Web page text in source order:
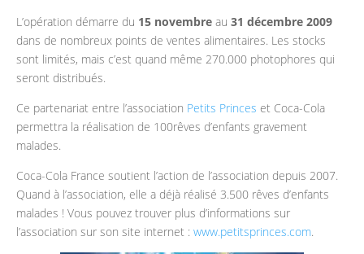
L’opération démarre du 15 novembreau 31 décembre 2009
dans de nombreux points de ventes alimentaires. Les stocks
sont limités, mais c’est quand même 270.000 photophores qui
seront distribués.
Ce partenariat entre l’association Petits Princes et Coca-Cola
permettra la réalisation de 100rêves d’enfants gravement
malades.
Coca-Cola France soutient l’action de l’association depuis 2007.
Quand à l’association, elle a déjà réalisé 3.500 rêves d’enfants
malades ! Vous pouvez trouver plus d’informations sur
l’association sur son site internet : www.petitsprinces.com.